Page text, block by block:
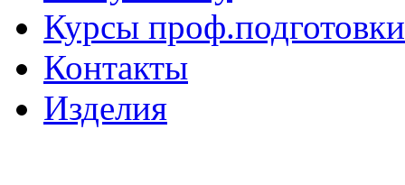
Курсы проф.подготовки
Контакты
Изделия